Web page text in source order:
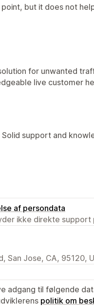
but it does not
for unwanted
live customer
support and
af persondata
ikke direkte support
San Jose, CA, 95120,
adgang til følgende
politik om